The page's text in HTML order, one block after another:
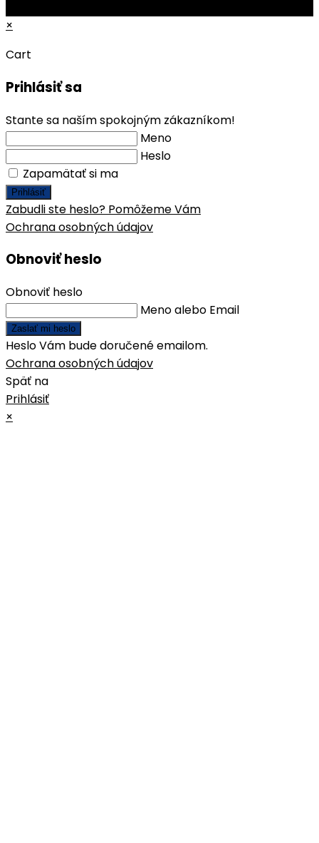
×
Cart
Prihlásiť sa
Stante sa naším spokojným zákazníkom!
Meno
Heslo
Zapamätať si ma
Prihlásiť
Zabudli ste heslo? Pomôžeme Vám
Ochrana osobných údajov
Obnoviť heslo
Obnoviť heslo
Meno alebo Email
Zaslať mi heslo
Heslo Vám bude doručené emailom.
Ochrana osobných údajov
Späť na
Prihlásiť
×